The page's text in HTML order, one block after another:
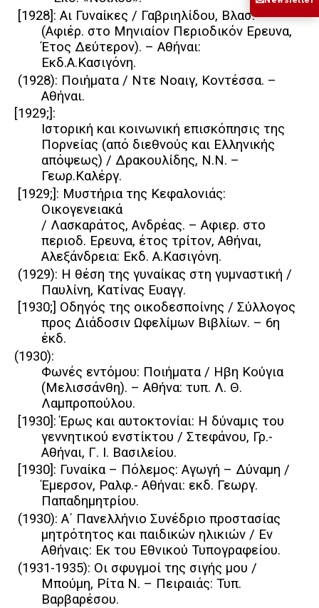
[1928]: Αι Γυναίκες / Γαβριηλίδου, Βλασ. –
(Αφιέρ. στο Μηνιαίον Περιοδικόν Ερευνα,
Έτος Δεύτερον). – Αθήναι:
Εκδ.Α.Κασιγόνη.
(1928): Ποιήματα / Ντε Νοαιγ, Κοντέσσα. –
Αθήναι.
[1929;]:
Ιστορική και κοινωνική επισκόπησις της
Πορνείας (από διεθνούς και Ελληνικής
απόψεως) / Δρακουλίδης, Ν.Ν. –
Γεωρ.Καλέργ.
[1929;]: Μυστήρια της Κεφαλονιάς:
Οικογενειακά
/ Λασκαράτος, Ανδρέας. – Αφιερ. στο
περιοδ. Ερευνα, έτος τρίτον, Αθήναι,
Αλεξάνδρεια: Εκδ. Α.Κασιγόνη.
(1929): Η θέση της γυναίκας στη γυμναστική /
Παυλίνη, Κατίνας Ευαγγ.
[1930;] Οδηγός της οικοδεσποίνης / Σύλλογος
προς Διάδοσιν Ωφελίμων Βιβλίων. – 6η
έκδ.
(1930):
Φωνές εντόμου: Ποιήματα / Ηβη Κούγια
(Μελισσάνθη). – Αθήνα: τυπ. Λ. Θ.
Λαμπροπούλου.
[1930]: Έρως και αυτοκτονίαι: Η δύναμις του
γεννητικού ενστίκτου / Στεφάνου, Γρ.-
Αθήναι, Γ. Ι. Βασιλείου.
[1930]: Γυναίκα – Πόλεμος: Αγωγή – Δύναμη /
Έμερσον, Ραλφ.- Αθήναι: εκδ. Γεωργ.
Παπαδημητρίου.
(1930): Α΄ Πανελλήνιο Συνέδριο προστασίας
μητρότητος και παιδικών ηλικιών / Εν
Αθήναις: Εκ του Εθνικού Τυπογραφείου.
(1931-1935): Οι σφυγμοί της σιγής μου /
Μπούμη, Ρίτα Ν. – Πειραιάς: Τυπ.
Βαρβαρέσου.